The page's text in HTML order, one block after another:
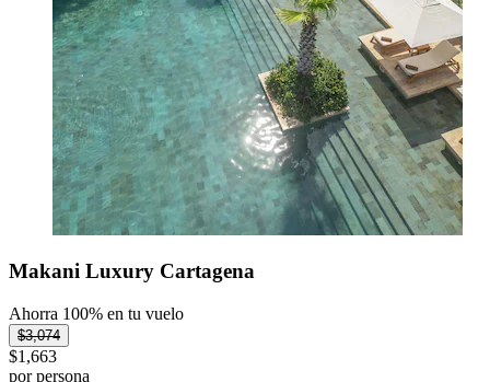
Makani Luxury Cartagena
Ahorra 100% en tu vuelo
$3,074
$1,663
por persona